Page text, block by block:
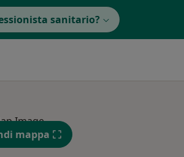
sanitario?
mappa